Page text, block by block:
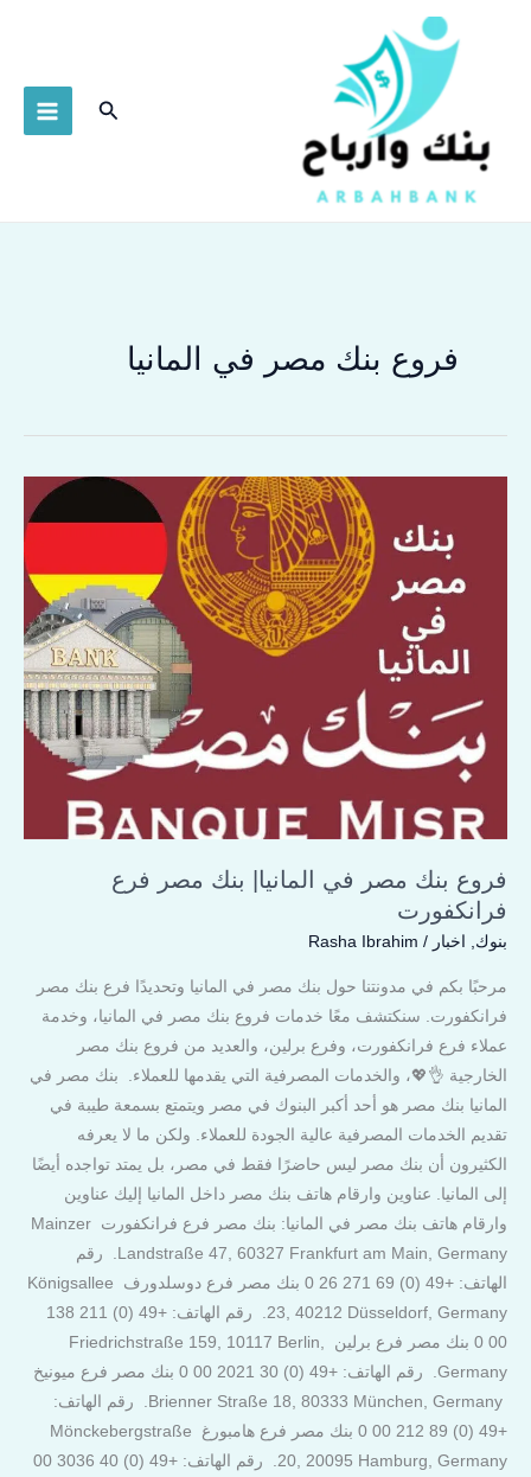
البحث
فروع بنك مصر في المانيا
فروع بنك مصر في المانيا| بنك مصر فرع
فرانكفورت
بنوك اخبار /
Rasha Ibrahim
مرحبًا بكم في مدونتنا حول بنك مصر في المانيا وتحديدًا فرع بنك مصر
فرانكفورت. سنكتشف معًا خدمات فروع بنك مصر في المانيا، وخدمة
عملاء فرع فرانكفورت، وفرع برلين، والعديد من فروع بنك مصر
الخارجية 👌💖، والخدمات المصرفية التي يقدمها للعملاء. بنك مصر في
المانيا بنك مصر هو أحد أكبر البنوك في مصر ويتمتع بسمعة طيبة في
تقديم الخدمات المصرفية عالية الجودة للعملاء. ولكن ما لا يعرفه
الكثيرون أن بنك مصر ليس حاضرًا فقط في مصر، بل يمتد تواجده أيضًا
إلى المانيا. عناوين وارقام هاتف بنك مصر داخل المانيا إليك عناوين
وارقام هاتف بنك مصر في المانيا: بنك مصر فرع فرانكفورت Mainzer
Landstraße 47, 60327 Frankfurt am Main, Germany. رقم
الهاتف: +49 (0) 69 271 26 0 بنك مصر فرع دوسلدورف Königsallee
23, 40212 Düsseldorf, Germany. رقم الهاتف: +49 (0) 211 138
00 0 بنك مصر فرع برلين Friedrichstraße 159, 10117 Berlin,
Germany. رقم الهاتف: +49 (0) 30 2021 00 0 بنك مصر فرع ميونيخ
Brienner Straße 18, 80333 München, Germany. رقم الهاتف:
+49 (0) 89 212 00 0 بنك مصر فرع هامبورغ Mönckebergstraße
20, 20095 Hamburg, Germany. رقم الهاتف: +49 (0) 40 3036 00
فرع
فرانكفورت